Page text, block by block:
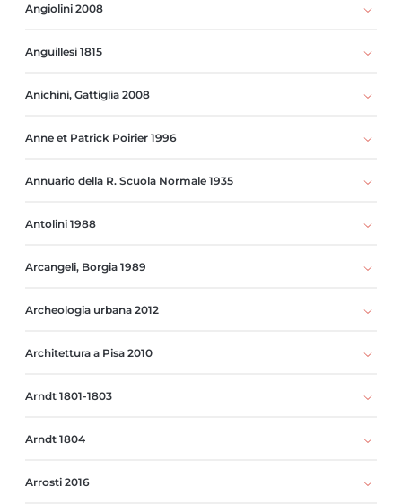
Angiolini 2008
Anguillesi 1815
Anichini, Gattiglia 2008
Anne et Patrick Poirier 1996
Annuario della R. Scuola Normale 1935
Antolini 1988
Arcangeli, Borgia 1989
Archeologia urbana 2012
Architettura a Pisa 2010
Arndt 1801-1803
Arndt 1804
Arrosti 2016